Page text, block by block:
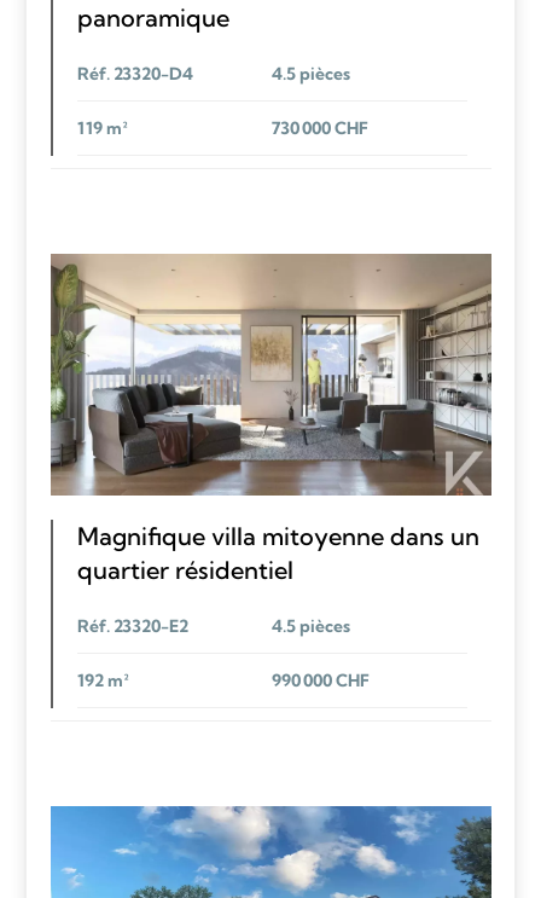
panoramique
Réf. 23320-D4 4.5 pièces
119 m² 730 000 CHF
Magnifique villa mitoyenne dans un
quartier résidentiel
Réf. 23320-E2 4.5 pièces
192 m² 990 000 CHF